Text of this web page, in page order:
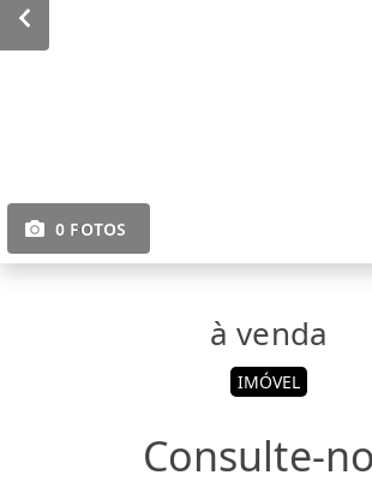
0 FOTOS
à venda
IMÓVEL
Consulte-